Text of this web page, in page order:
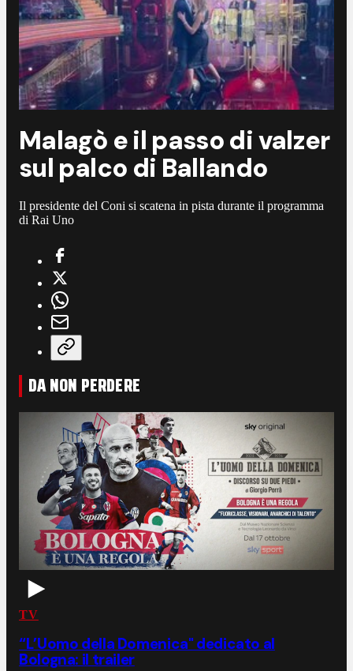
Malagò e il passo di valzer
sul palco di Ballando
Il presidente del Coni si scatena in pista durante il programma
di Rai Uno
DA NON PERDERE
TV
“L’Uomo della Domenica" dedicato al
Bologna: il trailer